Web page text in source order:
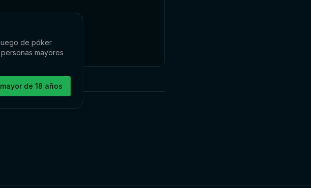
video
registrados.
de póker
mayores
de 18 años